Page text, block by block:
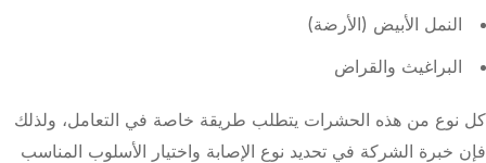
النمل الأبيض (الأرضة)
البراغيث والقراض
كل نوع من هذه الحشرات يتطلب طريقة خاصة في التعامل، ولذلك
فإن خبرة الشركة في تحديد نوع الإصابة واختيار الأسلوب المناسب